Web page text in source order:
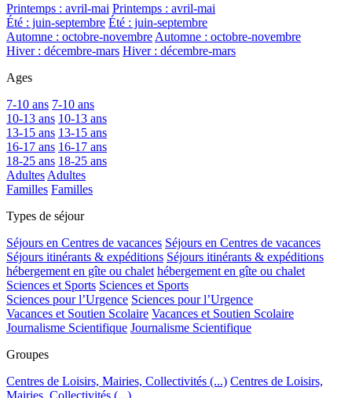
Printemps : avril-mai Printemps : avril-mai
Été : juin-septembre Été : juin-septembre
Automne : octobre-novembre Automne : octobre-novembre
Hiver : décembre-mars Hiver : décembre-mars
Ages
7-10 ans 7-10 ans
10-13 ans 10-13 ans
13-15 ans 13-15 ans
16-17 ans 16-17 ans
18-25 ans 18-25 ans
Adultes Adultes
Familles Familles
Types de séjour
Séjours en Centres de vacances Séjours en Centres de vacances
Séjours itinérants & expéditions Séjours itinérants & expéditions
hébergement en gîte ou chalet hébergement en gîte ou chalet
Sciences et Sports Sciences et Sports
Sciences pour l’Urgence Sciences pour l’Urgence
Vacances et Soutien Scolaire Vacances et Soutien Scolaire
Journalisme Scientifique Journalisme Scientifique
Groupes
Centres de Loisirs, Mairies, Collectivités (...) Centres de Loisirs,
Mairies, Collectivités (...)